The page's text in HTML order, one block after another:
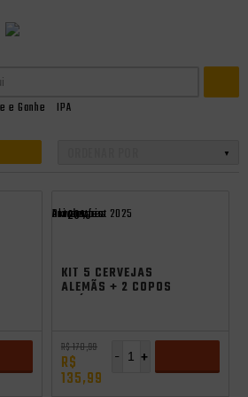
e Ganhe IPA
COPO GRÁTIS
Promocoes
Aniversario
oktoberfest 2025
- 20%
KIT 5 CERVEJAS
ALEMÃS + 2 COPOS
R$ 170,99
R$
135,99
+
-